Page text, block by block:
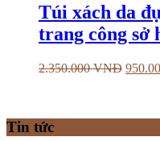
Túi xách da
trang công sở
2.350.000VNĐ
Tin tức